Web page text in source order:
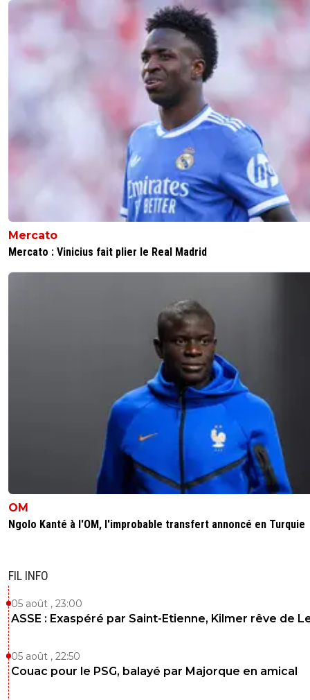
Mercato
Mercato : Vinicius fait plier le Real Madrid
OM
Ngolo Kanté à l'OM, l'improbable transfert annoncé en Turquie
FIL INFO
05 août , 23:00
ASSE : Exaspéré par Saint-Etienne, Kilmer rêve de
05 août , 22:50
Couac pour le PSG, balayé par Majorque en amical